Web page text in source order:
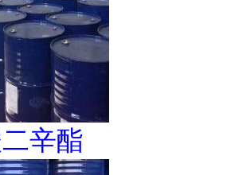
辛酯